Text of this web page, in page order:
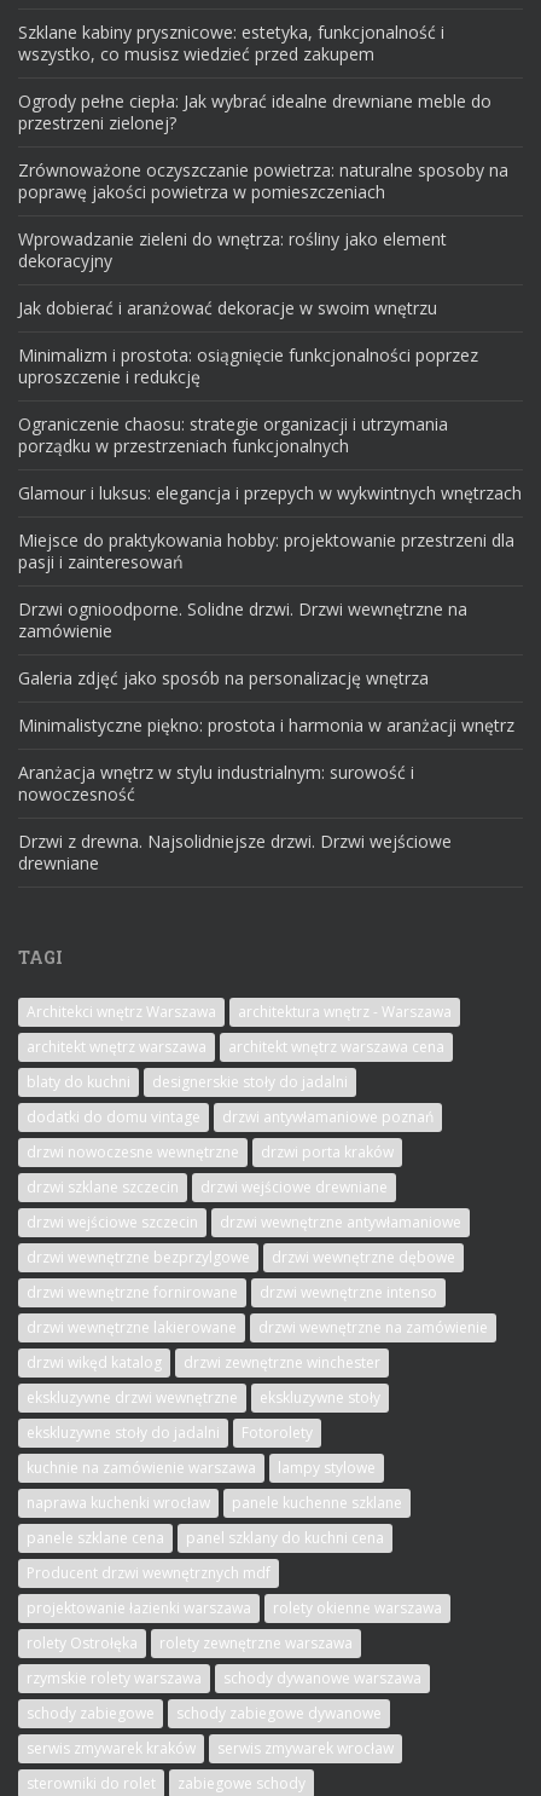
Szklane kabiny prysznicowe: estetyka, funkcjonalność i
wszystko, co musisz wiedzieć przed zakupem
Ogrody pełne ciepła: Jak wybrać idealne drewniane meble do
przestrzeni zielonej?
Zrównoważone oczyszczanie powietrza: naturalne sposoby na
poprawę jakości powietrza w pomieszczeniach
Wprowadzanie zieleni do wnętrza: rośliny jako element
dekoracyjny
Jak dobierać i aranżować dekoracje w swoim wnętrzu
Minimalizm i prostota: osiągnięcie funkcjonalności poprzez
uproszczenie i redukcję
Ograniczenie chaosu: strategie organizacji i utrzymania
porządku w przestrzeniach funkcjonalnych
Glamour i luksus: elegancja i przepych w wykwintnych wnętrzach
Miejsce do praktykowania hobby: projektowanie przestrzeni dla
pasji i zainteresowań
Drzwi ognioodporne. Solidne drzwi. Drzwi wewnętrzne na
zamówienie
Galeria zdjęć jako sposób na personalizację wnętrza
Minimalistyczne piękno: prostota i harmonia w aranżacji wnętrz
Aranżacja wnętrz w stylu industrialnym: surowość i
nowoczesność
Drzwi z drewna. Najsolidniejsze drzwi. Drzwi wejściowe
drewniane
TAGI
Architekci wnętrz Warszawa
architektura wnętrz - Warszawa
architekt wnętrz warszawa
architekt wnętrz warszawa cena
blaty do kuchni
designerskie stoły do jadalni
dodatki do domu vintage
drzwi antywłamaniowe poznań
drzwi nowoczesne wewnętrzne
drzwi porta kraków
drzwi szklane szczecin
drzwi wejściowe drewniane
drzwi wejściowe szczecin
drzwi wewnętrzne antywłamaniowe
drzwi wewnętrzne bezprzylgowe
drzwi wewnętrzne dębowe
drzwi wewnętrzne fornirowane
drzwi wewnętrzne intenso
drzwi wewnętrzne lakierowane
drzwi wewnętrzne na zamówienie
drzwi wikęd katalog
drzwi zewnętrzne winchester
ekskluzywne drzwi wewnętrzne
ekskluzywne stoły
ekskluzywne stoły do jadalni
Fotorolety
kuchnie na zamówienie warszawa
lampy stylowe
naprawa kuchenki wrocław
panele kuchenne szklane
panele szklane cena
panel szklany do kuchni cena
Producent drzwi wewnętrznych mdf
projektowanie łazienki warszawa
rolety okienne warszawa
rolety Ostrołęka
rolety zewnętrzne warszawa
rzymskie rolety warszawa
schody dywanowe warszawa
schody zabiegowe
schody zabiegowe dywanowe
serwis zmywarek kraków
serwis zmywarek wrocław
sterowniki do rolet
zabiegowe schody